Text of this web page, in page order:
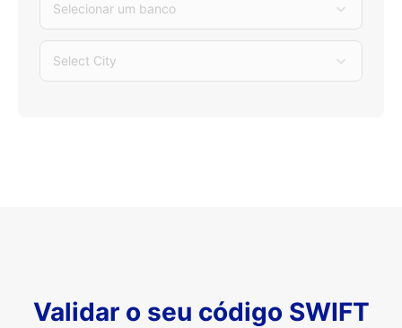
Selecionar um banco
Select City
Validar o seu código SWIFT